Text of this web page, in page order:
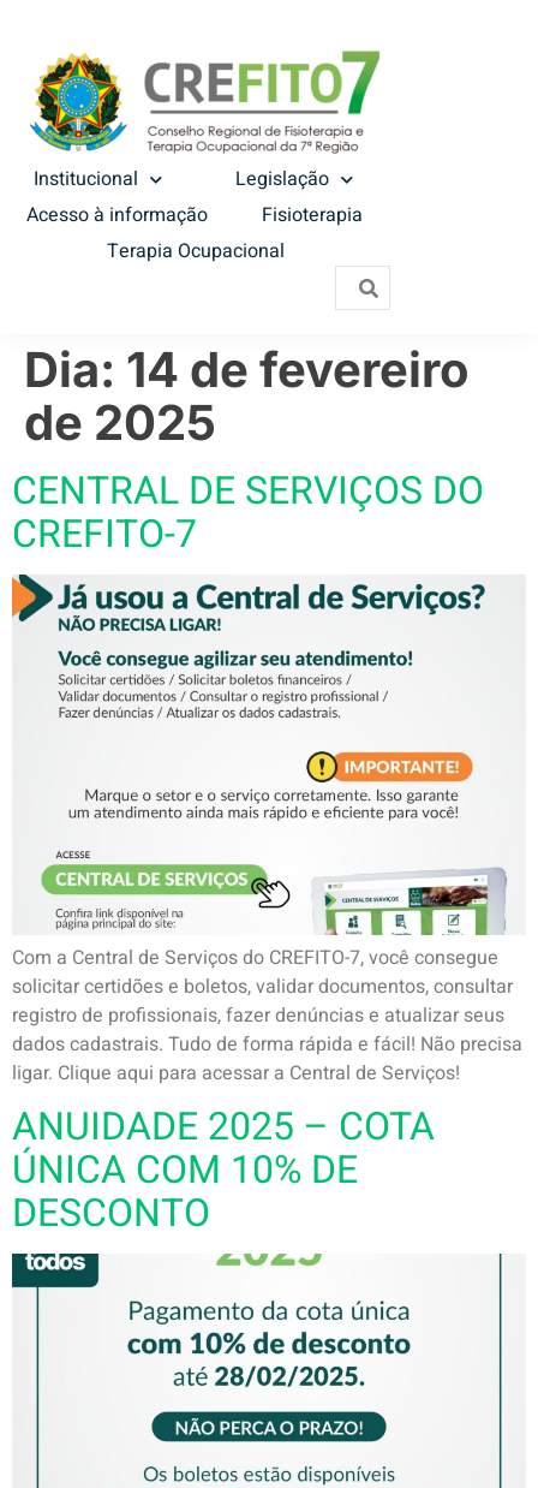
Institucional
Legislação
Acesso à informação
Fisioterapia
Terapia Ocupacional
Dia: 14 de fevereiro
de 2025
CENTRAL DE SERVIÇOS DO
CREFITO-7
Com a Central de Serviços do CREFITO-7, você consegue
solicitar certidões e boletos, validar documentos, consultar
registro de profissionais, fazer denúncias e atualizar seus
dados cadastrais. Tudo de forma rápida e fácil! Não precisa
ligar. Clique aqui para acessar a Central de Serviços!
ANUIDADE 2025 – COTA
ÚNICA COM 10% DE
DESCONTO